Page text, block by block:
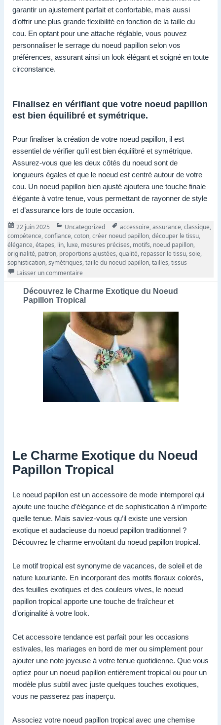
garantir un ajustement parfait et confortable, mais aussi
d’offrir une plus grande flexibilité en fonction de la taille du
cou. En optant pour une attache réglable, vous pouvez
personnaliser le serrage du noeud papillon selon vos
préférences, assurant ainsi un look élégant et soigné en toute
circonstance.
Finalisez en vérifiant que votre noeud papillon
est bien équilibré et symétrique.
Pour finaliser la création de votre noeud papillon, il est
essentiel de vérifier qu’il est bien équilibré et symétrique.
Assurez-vous que les deux côtés du noeud sont de
longueurs égales et que le noeud est centré autour de votre
cou. Un noeud papillon bien ajusté ajoutera une touche finale
élégante à votre tenue, vous permettant de rayonner de style
et d’assurance lors de toute occasion.
Publié
le
22 juin 2025 Catégories
Uncategorized Tags
accessoire,assurance,classique,
compétence,confiance,coton,créer noeud papillon,découper le tissu,
élégance,étapes, lin, luxe, mesures précises, motifs, noeud papillon,
originalité, patron, proportions ajustées,qualité, repasser le tissu,soie,
sophistication,symétriques,taille du noeud papillon,tailles,tissus
Laisser un commentaire
Découvrez le Charme Exotique du Noeud
Papillon Tropical
Le Charme Exotique du Noeud
Papillon Tropical
Le noeud papillon est un accessoire de mode intemporel qui
ajoute une touche d’élégance et de sophistication à n’importe
quelle tenue. Mais saviez-vous qu’il existe une version
exotique et audacieuse du noeud papillon traditionnel ?
Découvrez le charme envoûtant du noeud papillon tropical.
Le motif tropical est synonyme de vacances, de soleil et de
nature luxuriante. En incorporant des motifs floraux colorés,
des feuilles exotiques et des couleurs vives, le noeud
papillon tropical apporte une touche de fraîcheur et
d’originalité à votre look.
Cet accessoire tendance est parfait pour les occasions
estivales, les mariages en bord de mer ou simplement pour
ajouter une note joyeuse à votre tenue quotidienne. Que vous
optiez pour un noeud papillon entièrement tropical ou pour un
modèle plus subtil avec juste quelques touches exotiques,
vous ne passerez pas inaperçu.
Associez votre noeud papillon tropical avec une chemise